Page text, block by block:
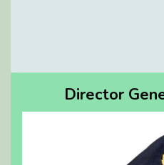
Director